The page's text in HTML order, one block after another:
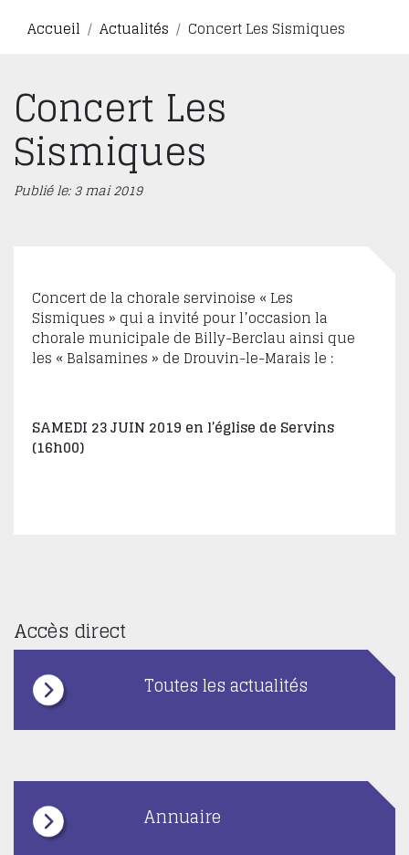
Accueil Actualités Concert Les Sismiques
Concert Les
Sismiques
Publié le: 3 mai 2019
Concert de la chorale servinoise « Les
Sismiques » qui a invité pour l’occasion la
chorale municipale de Billy-Berclau ainsi que
les « Balsamines » de Drouvin-le-Marais le :
SAMEDI 23 JUIN 2019 en l’église de Servins
(16h00)
Accès direct
Toutes les actualités
Annuaire